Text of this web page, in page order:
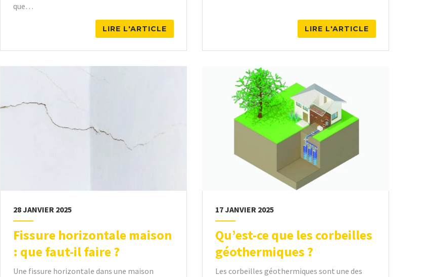
que…
LIRE L'ARTICLE LIRE L'ARTICLE
28 JANVIER 2025
Fissure horizontale maison
: que faut-il faire ?
Une fissure horizontale dans une maison
17 JANVIER 2025
Qu’est-ce que les corbeilles
géothermiques ?
Les corbeilles géothermiques sont une des